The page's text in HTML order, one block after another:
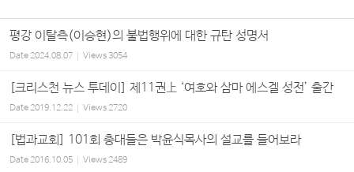
평강 이탈측(이승현)의 불법행위에 대한 규탄 성명서
Date2024.08.07 Views3054
[크리스천 뉴스 투데이] 제11권上 ‘여호와 삼마 에스겔 성전’ 출간
Date2019.12.22 Views2720
[법과교회] 101회 총대들은 박윤식목사의 설교를 들어보라
Date2016.10.05 Views2489